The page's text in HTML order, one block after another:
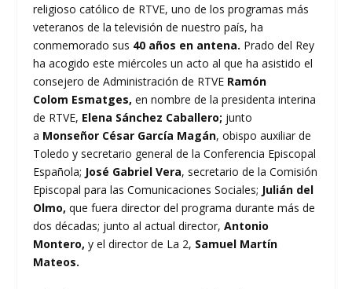
religioso católico de RTVE, uno de los programas más
veteranos de la televisión de nuestro país, ha
conmemorado sus 40 años en antena. Prado del Rey
ha acogido este miércoles un acto al que ha asistido el
consejero de Administración de RTVE Ramón
Colom Esmatges, en nombre de la presidenta interina
de RTVE, Elena Sánchez Caballero; junto
a Monseñor César García Magán, obispo auxiliar de
Toledo y secretario general de la Conferencia Episcopal
Española; José Gabriel Vera, secretario de la Comisión
Episcopal para las Comunicaciones Sociales; Julián del
Olmo,que fuera director del programa durante más de
dos décadas; junto al actual director,Antonio
Montero,y el director de La 2, Samuel Martín
Mateos.